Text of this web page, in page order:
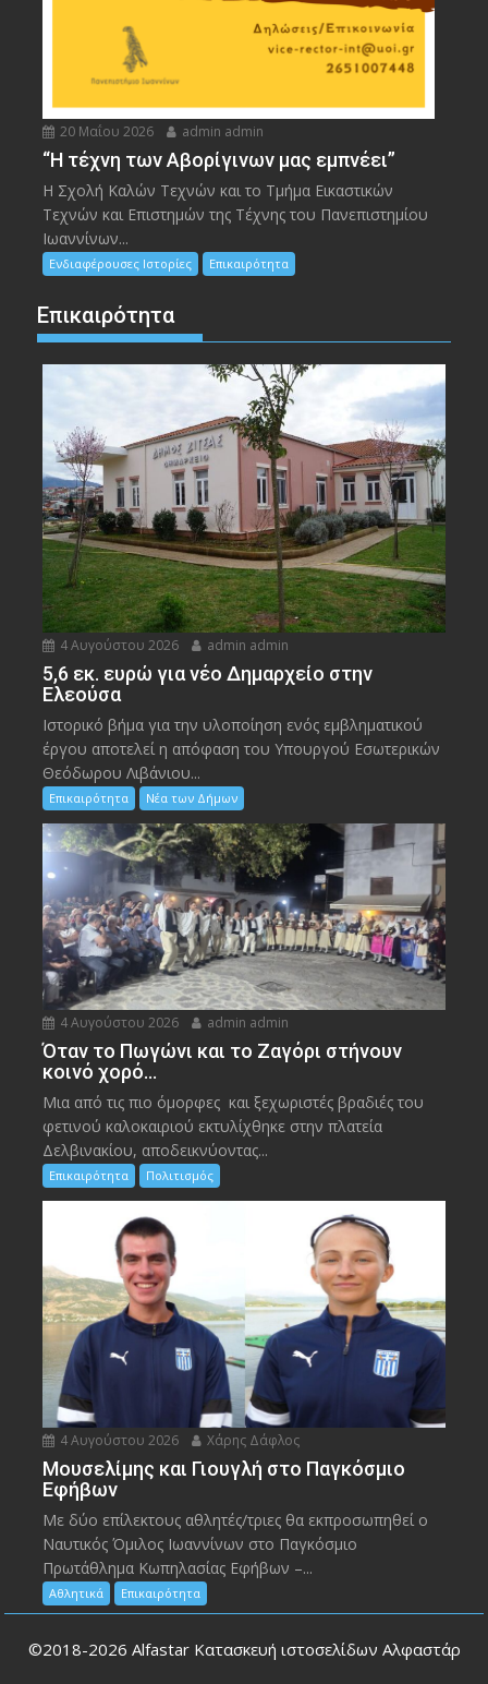
20 Μαΐου 2026 admin admin
“Η τέχνη των Αβορίγινων μας εμπνέει”
Η Σχολή Καλών Τεχνών και το Τμήμα Εικαστικών
Τεχνών και Επιστημών της Τέχνης του Πανεπιστημίου
Ιωαννίνων...
Ενδιαφέρουσες Ιστορίες Επικαιρότητα
Επικαιρότητα
4 Αυγούστου 2026 admin admin
5,6 εκ. ευρώ για νέο Δημαρχείο στην
Ελεούσα
Ιστορικό βήμα για την υλοποίηση ενός εμβληματικού
έργου αποτελεί η απόφαση του Υπουργού Εσωτερικών
Θεόδωρου Λιβάνιου...
Επικαιρότητα Νέα των Δήμων
4 Αυγούστου 2026 admin admin
Όταν το Πωγώνι και το Ζαγόρι στήνουν
κοινό χορό…
Μια από τις πιο όμορφες και ξεχωριστές βραδιές του
φετινού καλοκαιριού εκτυλίχθηκε στην πλατεία
Δελβινακίου, αποδεικνύοντας...
Επικαιρότητα Πολιτισμός
4 Αυγούστου 2026 Χάρης Δάφλος
Μουσελίμης και Γιουγλή στο Παγκόσμιο
Εφήβων
Mε δύο επίλεκτους αθλητές/τριες θα εκπροσωπηθεί ο
Ναυτικός Όμιλος Ιωαννίνων στο Παγκόσμιο
Πρωτάθλημα Κωπηλασίας Εφήβων –...
Αθλητικά Επικαιρότητα
©2018-2026 Alfastar Κατασκευή ιστοσελίδων Αλφαστάρ